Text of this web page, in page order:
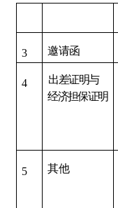
3 邀请函
4
出差证明与
经济担保证明
5 其他